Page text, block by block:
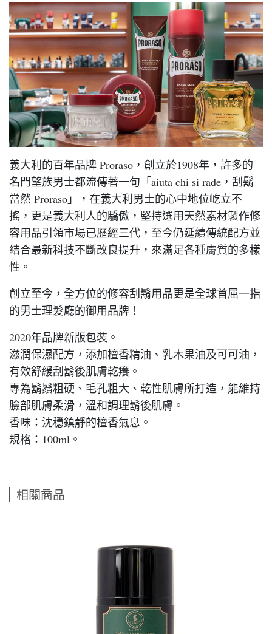
義大利的百年品牌 Proraso，創立於1908年，許多的
名門望族男士都流傳著一句「aiuta chi si rade，刮鬍
當然 Proraso」，在義大利男士的心中地位屹立不
搖，更是義大利人的驕傲，堅持選用天然素材製作修
容用品引領市場已歷經三代，至今仍延續傳統配方並
結合最新科技不斷改良提升，來滿足各種膚質的多樣
性。
創立至今，全方位的修容刮鬍用品更是全球首屈一指
的男士理髮廳的御用品牌！
2020年品牌新版包裝。
滋潤保濕配方，添加檀香精油、乳木果油及可可油，
有效舒緩刮鬍後肌膚乾癢。
專為鬍鬚粗硬、毛孔粗大、乾性肌膚所打造，能維持
臉部肌膚柔滑，溫和調理鬍後肌膚。
香味：沈穩鎮靜的檀香氣息。
規格：100ml。
相關商品